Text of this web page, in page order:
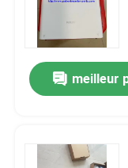
Nous contacter
Demandez un
Module de
meilleur